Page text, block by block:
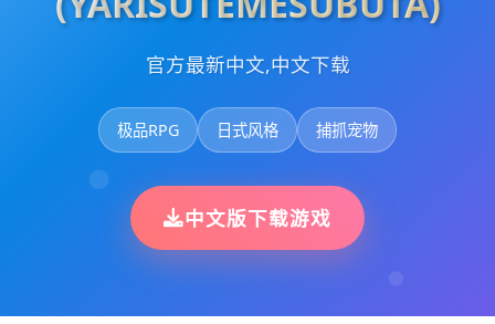
官方最新中文,中文下载
极品RPG 日式风格 捕抓宠物
中文版下载游戏